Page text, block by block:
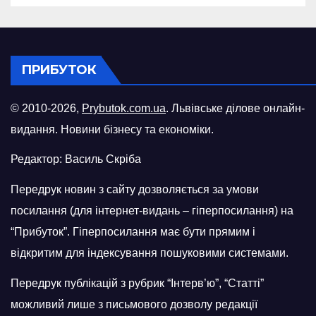
ПРИБУТОК
© 2010-2026, Prybutok.com.ua. Львівське ділове онлайн-
видання. Новини бізнесу та економіки.
Редактор: Василь Скріба
Передрук новин з сайту дозволяється за умови
посилання (для інтернет-видань – гіперпосилання) на
“Прибуток”. Гіперпосилання має бути прямим і
відкритим для індексування пошуковими системами.
Передрук публікацій з рубрик “Інтерв’ю”, “Статті”
можливий лише з письмового дозволу редакції